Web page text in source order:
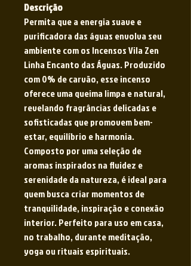
Descrição
Permita que a energia suave e
purificadora das águas envolva seu
ambiente com os Incensos Vila Zen
Linha Encanto das Águas. Produzido
com 0% de carvão, esse incenso
oferece uma queima limpa e natural,
revelando fragrâncias delicadas e
sofisticadas que promovem bem-
estar, equilíbrio e harmonia.
Composto por uma seleção de
aromas inspirados na fluidez e
serenidade da natureza, é ideal para
quem busca criar momentos de
tranquilidade, inspiração e conexão
interior. Perfeito para uso em casa,
no trabalho, durante meditação,
yoga ou rituais espirituais.